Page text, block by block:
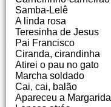
Samba-Lelê
A linda rosa
Teresinha de Jesus
Pai Francisco
Ciranda, cirandinha
Atirei o pau no gato
Marcha soldado
Cai, cai, balão
Apareceu a Margarida